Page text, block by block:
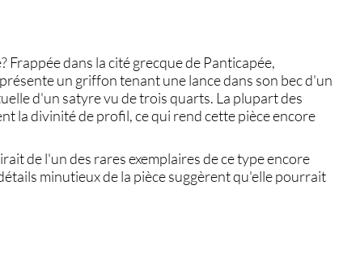
Frappée dans la cité grecque de Panticapée,
un griffon tenant une lance dans son bec d'un
d'un satyre vu de trois quarts. La plupart des
la divinité de profil, ce qui rend cette pièce encore
de l'un des rares exemplaires de ce type encore
minutieux de la pièce suggèrent qu'elle pourrait